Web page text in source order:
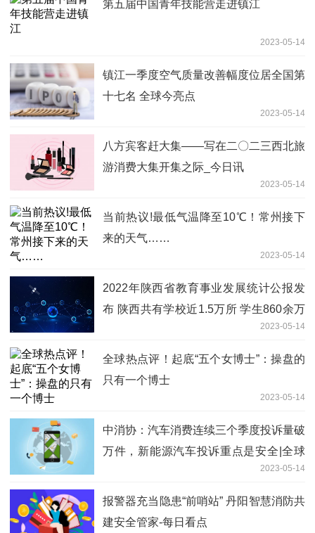
第五届中国青年技能营走进镇江
2023-05-14
镇江一季度空气质量改善幅度位居全国第
十七名 全球今亮点
2023-05-14
八方宾客赶大集——写在二〇二三西北旅
游消费大集开集之际_今日讯
2023-05-14
当前热议!最低气温降至10℃！常州接下
来的天气……
2023-05-14
2022年陕西省教育事业发展统计公报发
布 陕西共有学校近1.5万所 学生860余万
2023-05-14
全球热点评！起底“五个女博士”：操盘的
只有一个博士
2023-05-14
中消协：汽车消费连续三个季度投诉量破
万件，新能源汽车投诉重点是安全|全球
2023-05-14
报警器充当隐患“前哨站” 丹阳智慧消防共
建安全管家-每日看点